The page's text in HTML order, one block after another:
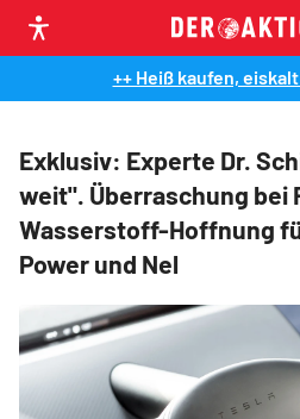
++ Heiß kaufen,
Exklusiv: Experte Dr.
weit". Überraschung bei
Wasserstoff-Hoffnung
Power und Nel